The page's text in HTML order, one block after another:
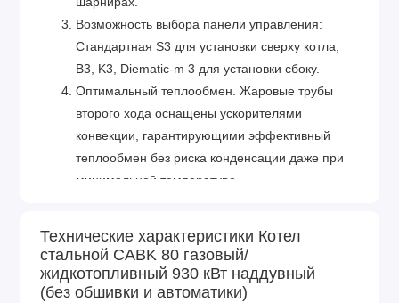
Возможность выбора панели управления:
Стандартная S3 для установки сверху котла,
B3, K3, Diematic-m 3 для установки сбоку.
Оптимальный теплообмен. Жаровые трубы
второго хода оснащены ускорителями
конвекции, гарантирующими эффективный
теплообмен без риска конденсации даже при
минимальной температуре.
оборудования, который использует только
высококачественные материалы и
комплектующие.
Технические характеристики Котел
стальной CABK 80 газовый/
жидкотопливный 930 кВт наддувный
(без обшивки и автоматики)